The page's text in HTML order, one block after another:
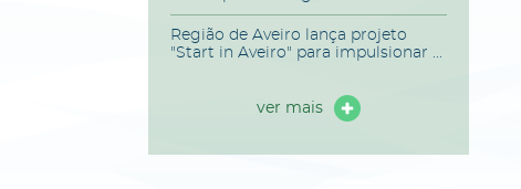
Região de Aveiro lança projeto
"Start in Aveiro" para impulsionar ...
ver mais